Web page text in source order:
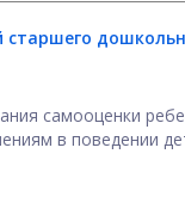
самооценки
в поведении